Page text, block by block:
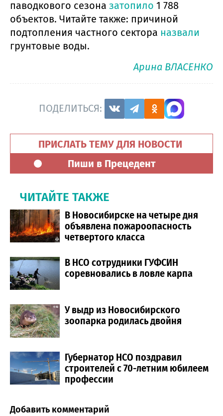
паводкового сезона затопило 1 788
объектов. Читайте также: причиной
подтопления частного сектора назвали
грунтовые воды.
Арина ВЛАСЕНКО
ПОДЕЛИТЬСЯ:
ПРИСЛАТЬ ТЕМУ ДЛЯ НОВОСТИ
Пиши в Прецедент
ЧИТАЙТЕ ТАКЖЕ
В Новосибирске на четыре дня
объявлена пожароопасность
четвертого класса
В НСО сотрудники ГУФСИН
соревновались в ловле карпа
У выдр из Новосибирского
зоопарка родилась двойня
Губернатор НСО поздравил
строителей с 70-летним юбилеем
профессии
Добавить комментарий